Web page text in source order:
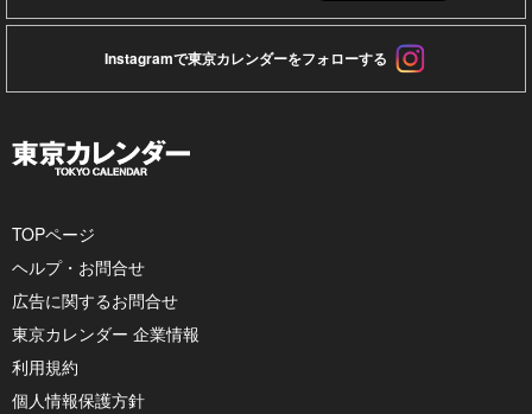
Instagramで東京カレンダーをフォローする
TOPページ
ヘルプ・お問合せ
広告に関するお問合せ
東京カレンダー 企業情報
利用規約
個人情報保護方針